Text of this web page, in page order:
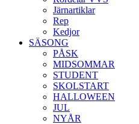
Järnartiklar
Rep
Kedjor
SÄSONG
PÅSK
MIDSOMMAR
STUDENT
SKOLSTART
HALLOWEEN
JUL
NYÅR